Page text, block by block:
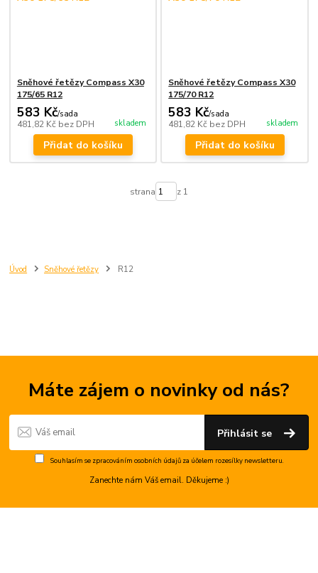
Úvod Sněhové řetězy R12
Sněhové řetězy Compass X30
175/65 R12
583 Kč/sada
481,82 Kč bez DPH skladem
Přidat do košíku
Sněhové řetězy Compass X30
175/70 R12
583 Kč/sada
481,82 Kč bez DPH skladem
Přidat do košíku
strana z 1
Máte zájem o novinky od nás?
Přihlásit se
Souhlasím se zpracováním osobních údajůza účelem rozesílky newsletteru.
Zanechte nám Váš email. Děkujeme :)